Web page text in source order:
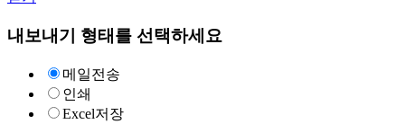
내보내기 형태를 선택하세요
메일전송
인쇄
Excel저장